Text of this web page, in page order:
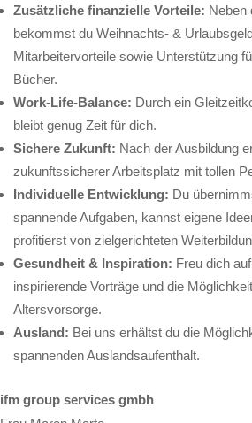
Zusätzliche finanzielle Vorteile: Neben
bekommst du Weihnachts- &
Mitarbeitervorteile sowie Unterstützung
Bücher.
Work-Life-Balance: Durch ein
bleibt genug Zeit für dich.
Sichere Zukunft: Nach der Ausbildung
zukunftssicherer Arbeitsplatz mit tollen
Individuelle Entwicklung: Du
spannende Aufgaben, kannst eigene
profitierst von zielgerichteten
Gesundheit & Inspiration: Freu dich
inspirierende Vorträge und die
Altersvorsorge.
Ausland: Bei uns erhältst du die
spannenden Auslandsaufenthalt.
ifm group services gmbh